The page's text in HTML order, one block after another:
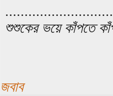
শুশুকের ভয়ে কাঁপতে
জবাব